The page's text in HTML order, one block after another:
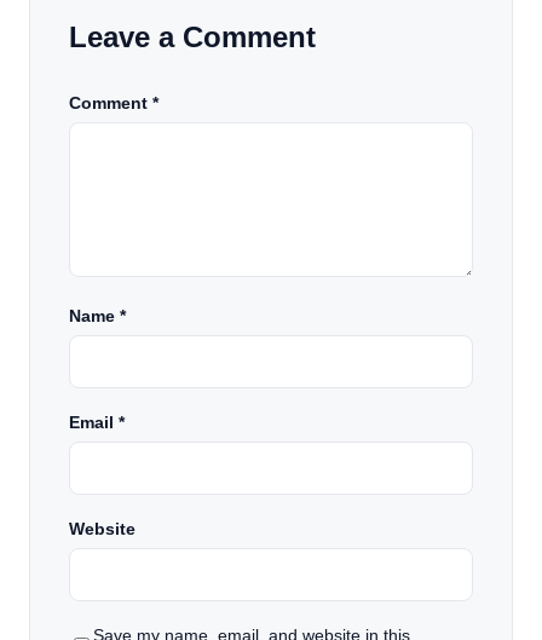
Leave a Comment
Comment *
Name *
Email *
Website
Save my name, email, and website in this